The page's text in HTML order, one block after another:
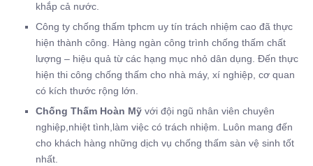
khắp cả nước.
Công ty chống thấm tphcm uy tín trách nhiệm cao đã thực
hiện thành công. Hàng ngàn công trình chống thấm chất
lượng – hiệu quả từ các hạng mục nhỏ dân dụng. Đến thực
hiện thi công chống thấm cho nhà máy, xí nghiệp, cơ quan
có kích thước rộng lớn.
Chống Thấm Hoàn Mỹ với đội ngũ nhân viên chuyên
nghiệp,nhiệt tình,làm việc có trách nhiệm. Luôn mang đến
cho khách hàng những dịch vụ chống thấm sàn vệ sinh tốt
nhất.